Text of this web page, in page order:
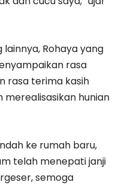
lainnya, Rohaya yang
rasa
rasa terima kasih
merealisasikan hunian
ke rumah baru,
telah menepati janji
semoga